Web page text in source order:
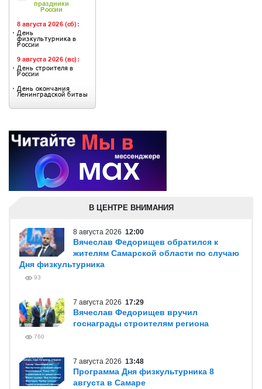
В ЦЕНТРЕ ВНИМАНИЯ
8 августа 2026 12:00
Вячеслав Федорищев обратился к
жителям Самарской области по случаю
Дня физкультурника
93
7 августа 2026 17:29
Вячеслав Федорищев вручил
госнаграды строителям региона
760
7 августа 2026 13:48
Программа Дня физкультурника 8
августа в Самаре